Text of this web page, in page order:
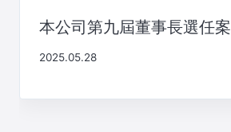
本公司第九屆董事長選任案
2025.05.28